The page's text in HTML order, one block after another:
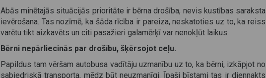
Abās minētajās situācijās prioritāte ir bērna drošība, nevis kustības saraksta
ievērošana. Tas nozīmē, ka šāda rīcība ir pareiza, neskatoties uz to, ka reiss
varētu tikt aizkavēts un citi pasažieri galamērķī var nenokļūt laikus.
Bērni nepārliecinās par drošību, šķērsojot ceļu.
Papildus tam vēršam autobusa vadītāju uzmanību uz to, ka bērni, izkāpjot no
sabiedriskā transporta, mēdz būt neuzmanīgi. Īpaši bīstami tas ir diennakts